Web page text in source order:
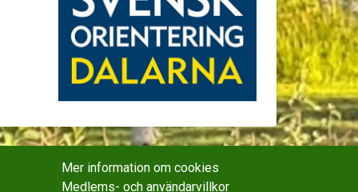
Mer information om cookies
Medlems- och användarvillkor